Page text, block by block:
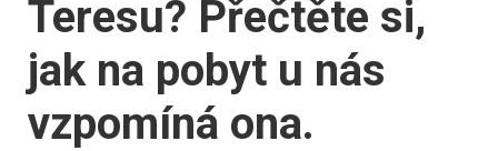
Teresu? Přečtěte si,
jak na pobyt u nás
vzpomíná ona.